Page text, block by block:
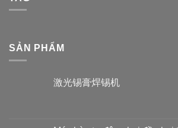
SẢN PHẨM
激光锡膏焊锡机